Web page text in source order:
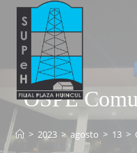
OSPE
> 2023 > agosto > 13 >